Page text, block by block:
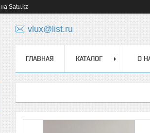
на Satu.kz
vlux@list.ru
ГЛАВНАЯ КАТАЛОГ О